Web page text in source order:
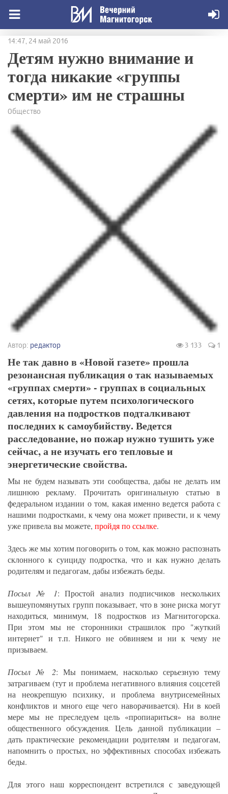
14:47, 24 май 2016
Детям нужно внимание и
тогда никакие «группы
смерти» им не страшны
Общество
Автор: редактор 3 133 1
Не так давно в «Новой газете» прошла
резонансная публикация о так называемых
«группах смерти» - группах в социальных
сетях, которые путем психологического
давления на подростков подталкивают
последних к самоубийству. Ведется
расследование, но пожар нужно тушить уже
сейчас, а не изучать его тепловые и
энергетические свойства.
Мы не будем называть эти сообщества, дабы не делать им
лишнюю рекламу. Прочитать оригинальную статью в
федеральном издании о том, какая именно ведется работа с
нашими подростками, к чему она может привести, и к чему
уже привела вы можете, пройдя по ссылке.
Здесь же мы хотим поговорить о том, как можно распознать
склонного к суициду подростка, что и как нужно делать
родителям и педагогам, дабы избежать беды.
Посыл № 1: Простой анализ подписчиков нескольких
вышеупомянутых групп показывает, что в зоне риска могут
находиться, минимум, 18 подростков из Магнитогорска.
При этом мы не сторонники страшилок про "жуткий
интернет" и т.п. Никого не обвиняем и ни к чему не
призываем.
Посыл № 2: Мы понимаем, насколько серьезную тему
затрагиваем (тут и проблема негативного влияния соцсетей
на неокрепшую психику, и проблема внутрисемейных
конфликтов и много еще чего наворачивается). Ни в коей
мере мы не преследуем цель «пропиариться» на волне
общественного обсуждения. Цель данной публикации –
дать практические рекомендации родителям и педагогам,
напомнить о простых, но эффективных способах избежать
беды.
Для этого наш корреспондент встретился с заведующей